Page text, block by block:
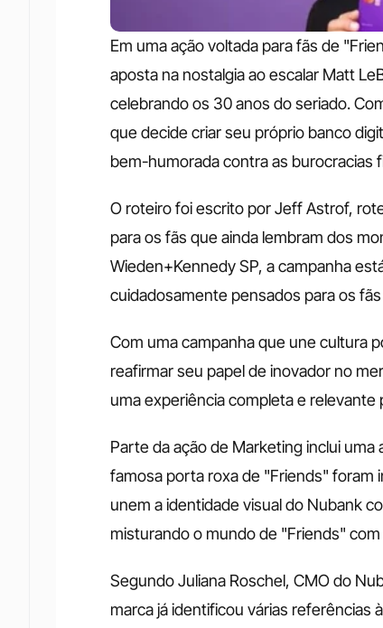
Em uma ação voltada para fãs de
aposta na nostalgia ao escalar Matt
celebrando os 30 anos do seriado.
que decide criar seu próprio banco
bem-humorada contra as burocracias
O roteiro foi escrito por Jeff Astrof,
para os fãs que ainda lembram dos
Wieden+Kennedy SP, a campanha
cuidadosamente pensados para os
Com uma campanha que une cultura
reafirmar seu papel de inovador no
uma experiência completa e relevante
Parte da ação de Marketing inclui
famosa porta roxa de "Friends" foram
unem a identidade visual do Nubank
misturando o mundo de "Friends"
Segundo Juliana Roschel, CMO do
marca já identificou várias referências